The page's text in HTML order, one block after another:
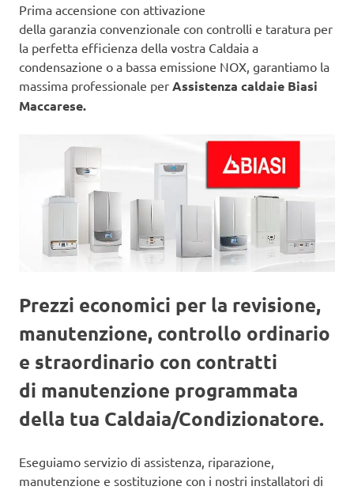
Prima accensione con attivazione
della garanzia convenzionale con controlli e taratura per
la perfetta efficienza della vostra Caldaia a
condensazione o a bassa emissione NOX, garantiamo la
massima professionale per Assistenza caldaie Biasi
Maccarese.
Prezzi economici per la revisione,
manutenzione, controllo ordinario
e straordinario con contratti
di manutenzione programmata
della tua Caldaia/Condizionatore.
Eseguiamo servizio di assistenza, riparazione,
manutenzione e sostituzione con i nostri installatori di